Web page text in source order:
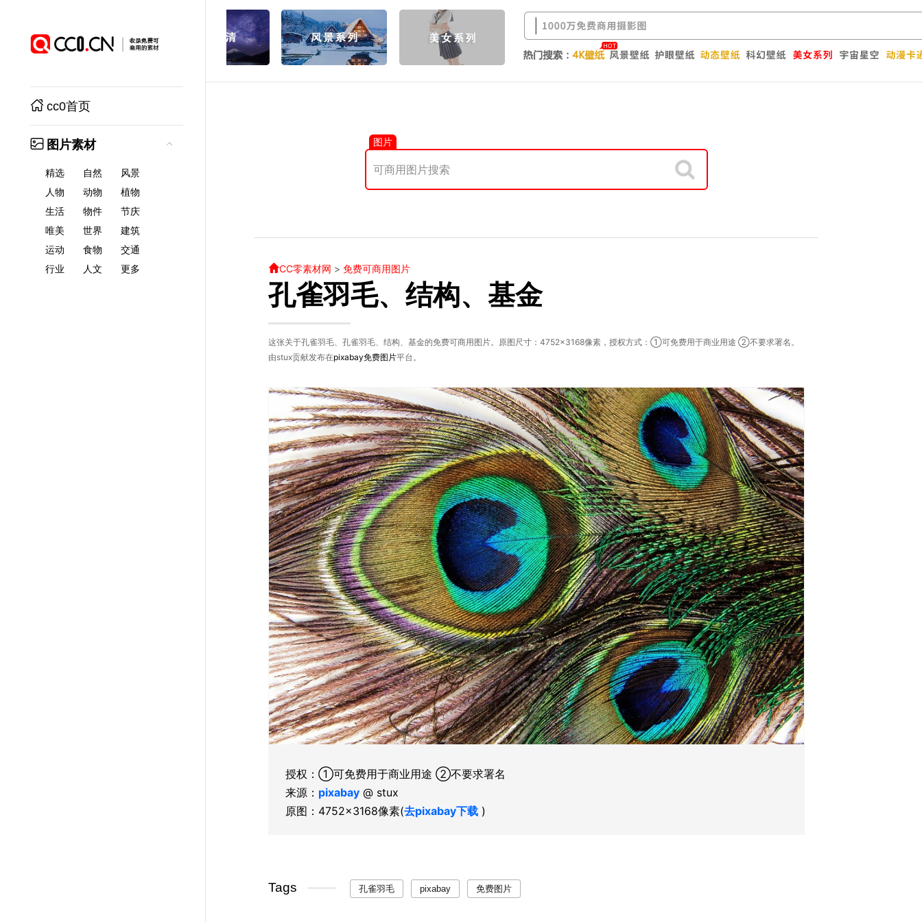
cc0首页
图片素材
精选 自然
风景
人物
动物
植物
生活
物件
节庆
唯美
世界
建筑
运动
食物
交通
行业
人文 更多
图片
CC零素材网 > 免费可商用图片
孔雀羽毛、结构、基金
这张关于孔雀羽毛、孔雀羽毛、结构、基金的免费可商用图片。原图尺寸：4752×3168像素，授权方式：①可免费用于商业用途 ②不要求署名。
由stux贡献发布在pixabay免费图片平台。
授权：①可免费用于商业用途 ②不要求署名
来源： pixabay@ stux
原图：4752×3168像素(去pixabay下载)
Tags 孔雀羽毛 pixabay 免费图片